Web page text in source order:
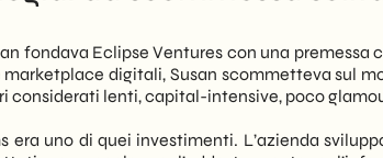
artificiale non risiede nel cloud astratto,
robotica.
segnale per le PMI italiane è concreto. L’AI
specializzati come quelli di Cerebras
latenza e dipendenza da
fondava Eclipse Ventures con una
marketplace digitali, Susan scommetteva sul
considerati lenti, capital-intensive, poco
era uno di quei investimenti. L’azienda